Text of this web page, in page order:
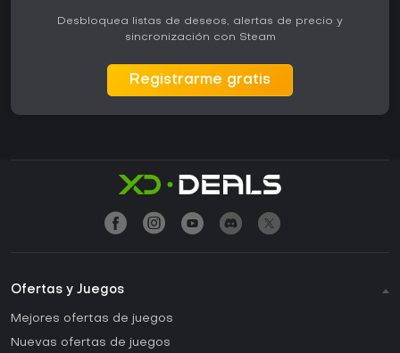
Desbloquea listas de deseos, alertas de precio y
sincronización con Steam
Registrarme gratis
Ofertas y Juegos
Mejores ofertas de juegos
Nuevas ofertas de juegos